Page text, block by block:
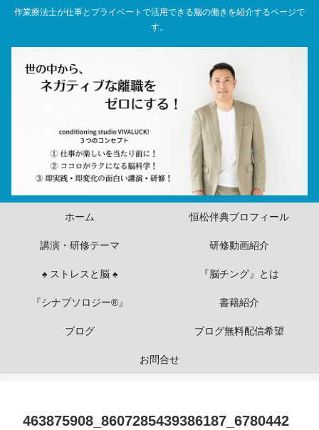
作業療法士が仕事とプライベートで活用できる脳の働きを紹介するページで
す。
ホーム 恒松伴典プロフィール
講演・研修テーマ 研修動画紹介
♠ ストレスと脳 ♠ 『脳チング』とは
『シナプソロジー®』 書籍紹介
ブログ ブログ無料配信希望
お問合せ
463875908_8607285439386187_6780442